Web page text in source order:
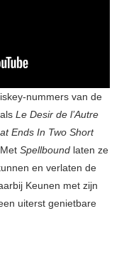
nummers van de
Le Desir de l’Autre
Ends In Two Short
Spellbound laten ze
en verlaten de
Keunen met zijn
uiterst genietbare